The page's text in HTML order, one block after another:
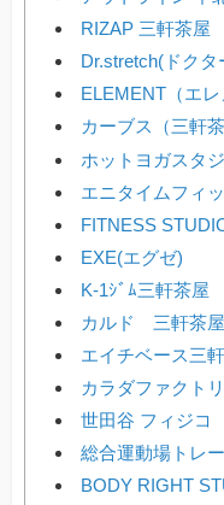
RIZAP 三軒茶屋
Dr.stretch(ドク
ELEMENT（エレ
カーブス（三軒
ホットヨガスタ
エニタイムフィ
FITNESS
EXE(エグゼ)
K-1ｼﾞﾑ三軒茶屋
カルド 三軒茶
エイチベース三
カラダファクト
世田谷 フィジコ
総合運動場トレ
BODY RIGHT